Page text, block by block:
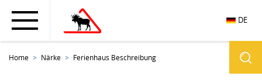
DE
Home Närke Ferienhaus Beschreibung